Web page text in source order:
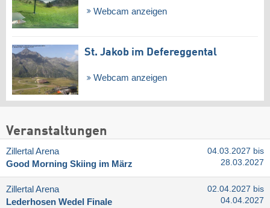
Webcam anzeigen
St. Jakob im Defereggental
Webcam anzeigen
Veranstaltungen
Zillertal Arena
Good Morning Skiing im März
04.03.2027 bis
28.03.2027
Zillertal Arena
Lederhosen Wedel Finale
02.04.2027 bis
04.04.2027